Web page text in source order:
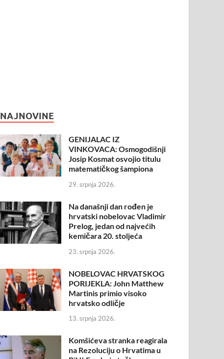
NAJNOVINE
GENIJALAC IZ
VINKOVACA: Osmogodišnji
Josip Kosmat osvojio titulu
matematičkog šampiona
29. srpnja 2026.
Na današnji dan rođen je
hrvatski nobelovac Vladimir
Prelog, jedan od najvećih
kemičara 20. stoljeća
23. srpnja 2026.
NOBELOVAC HRVATSKOG
PORIJEKLA: John Matthew
Martinis primio visoko
hrvatsko odličje
13. srpnja 2026.
Komšićeva stranka reagirala
na Rezoluciju o Hrvatima u